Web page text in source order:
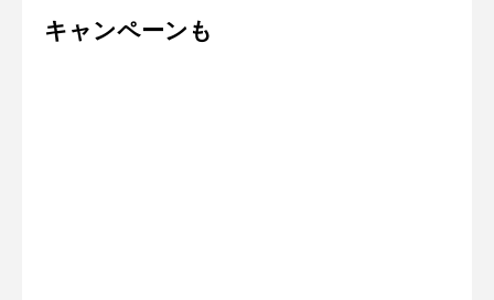
キャンペーンも